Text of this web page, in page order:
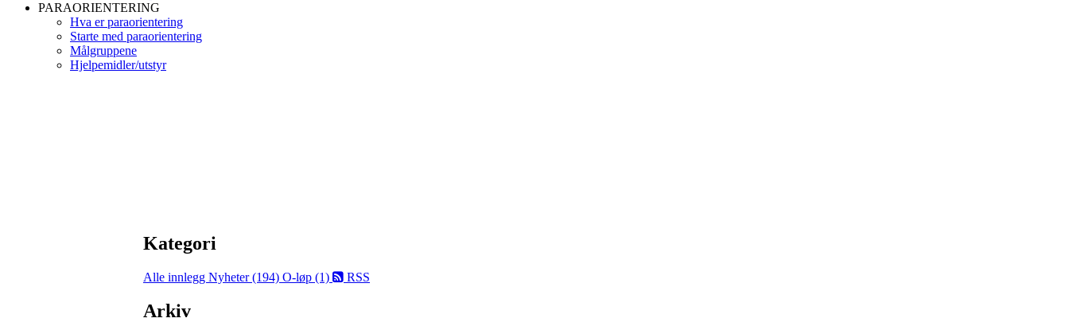
PARAORIENTERING
Hva er paraorientering
Starte med paraorientering
Målgruppene
Hjelpemidler/utstyr
Kategori
Alle innlegg Nyheter (194) O-løp (1) RSS
Arkiv